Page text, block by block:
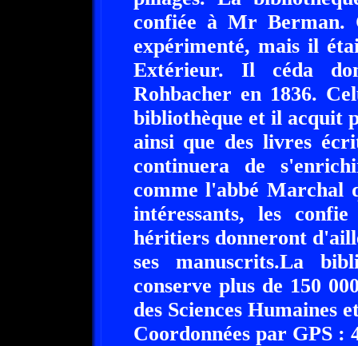
confiée à Mr Berman.
expérimenté, mais il
Extérieur. Il céda
Rohbacher en 1836.
bibliothèque et il acquit
ainsi que des livres
continuera de
comme l'abbé Marchal
intéressants, les
héritiers donneront
ses manuscrits.La
conserve plus de 150
des Sciences Humaines
Coordonnées par GPS :